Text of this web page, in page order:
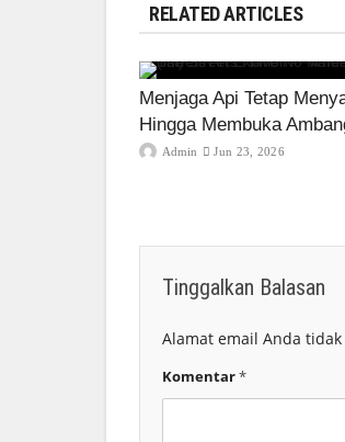
RELATED ARTICLES
Menjaga Api Tetap
Hingga Membuka
Admin Jun 23, 2026
Tinggalkan Balasan
Alamat email Anda
Komentar*